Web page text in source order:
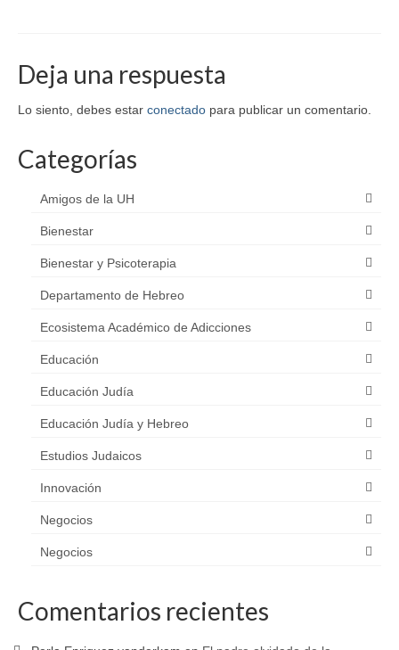
Deja una respuesta
Lo siento, debes estar conectado para publicar un comentario.
Categorías
Amigos de la UH
Bienestar
Bienestar y Psicoterapia
Departamento de Hebreo
Ecosistema Académico de Adicciones
Educación
Educación Judía
Educación Judía y Hebreo
Estudios Judaicos
Innovación
Negocios
Negocios
Comentarios recientes